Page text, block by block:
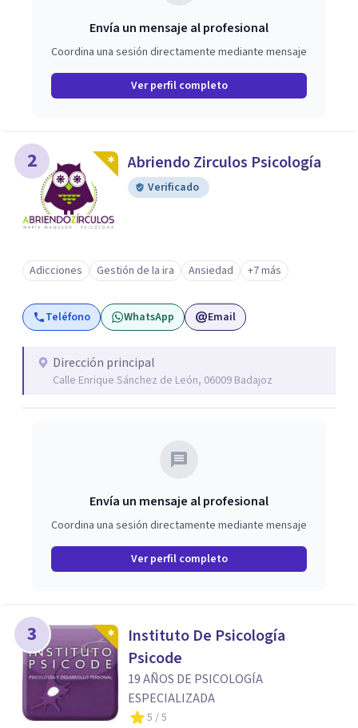
Envía un mensaje al profesional
Coordina una sesión directamente mediante mensaje
Ver perfil completo
2 Abriendo Zirculos Psicología
Verificado
Adicciones Gestión de la ira Ansiedad +7 más
Teléfono WhatsApp Email
Dirección principal
Calle Enrique Sánchez de León, 06009 Badajoz
Envía un mensaje al profesional
Coordina una sesión directamente mediante mensaje
Ver perfil completo
3
Instituto De Psicología
Psicode
19 AÑOS DE PSICOLOGÍA
ESPECIALIZADA
5 / 5